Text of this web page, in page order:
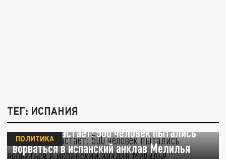
ТЕГ: ИСПАНИЯ
Кризис нарастает: 500 человек пытались
ворваться в испанский анклав Мелилья
ПОЛИТИКА